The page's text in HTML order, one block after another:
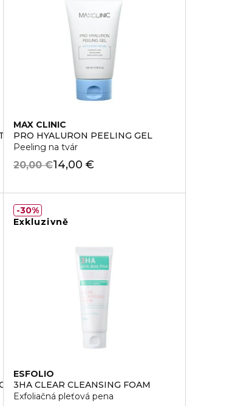
MAX CLINIC
PRO HYALURON PEELING GEL
Peeling na tvár
14,00 €
20,00 €
Exkluzivně
ESFOLIO
3HA CLEAR CLEANSING FOAM
Exfoliačná pleťová pena
30%